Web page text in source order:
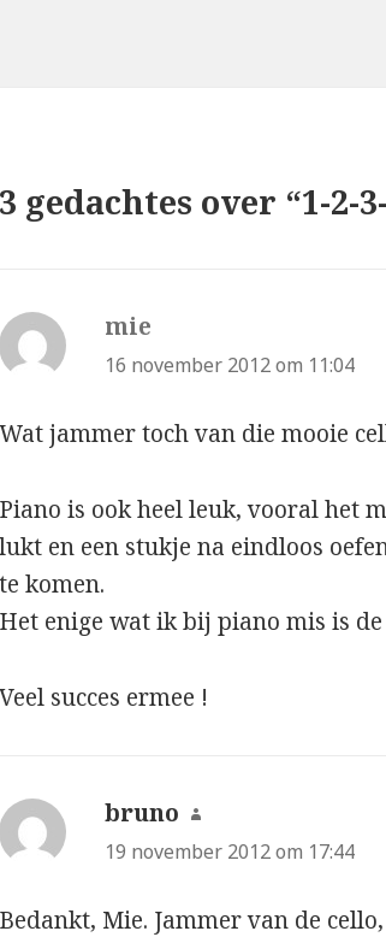
3 gedachtes over “1-2-
mie
16 november 2012 om 11:04
Wat jammer toch van die mooie
Piano is ook heel leuk, vooral het
lukt en een stukje na eindloos
te komen.
Het enige wat ik bij piano mis is
Veel succes ermee !
bruno schreef:
19 november 2012 om 17:44
Bedankt, Mie. Jammer van de